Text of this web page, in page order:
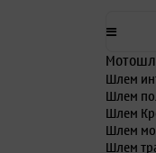
Шлем
Шлем
Шлем
Шлем
Шлем